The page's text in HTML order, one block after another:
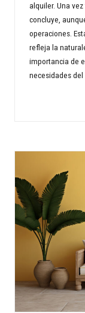
alquiler. Una
concluye,
operaciones.
refleja la
importancia de
necesidades del